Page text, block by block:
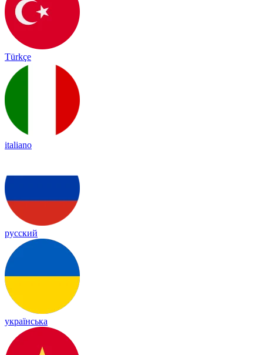
Türkçe
italiano
русский
українська